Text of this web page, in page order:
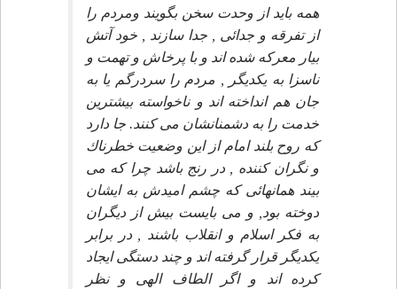
همه بايد از وحدت سخن بگويند ومردم را
از تفرقه و جدائى , جدا سازند , خود آتش
بيار معركه شده اند و با پرخاش و تهمت و
ناسزا به يكديگر , مردم را سردرگم يا به
جان هم انداخته اند و ناخواسته بيشترين
خدمت را به دشمنانشان مى كنند. جا دارد
كه روح بلند امام از اين وضعيت خطرناك
و نگران كننده , در رنج باشد چرا كه مى
بيند همانهائى كه چشم اميدش به ايشان
دوخته بود, و مى بايست بيش از ديگران
به فكر اسلام و انقلاب باشند , در برابر
يكديگر قرار گرفته اند و چند دستگى ايجاد
كرده اند و اگر الطاف الهى و نظر